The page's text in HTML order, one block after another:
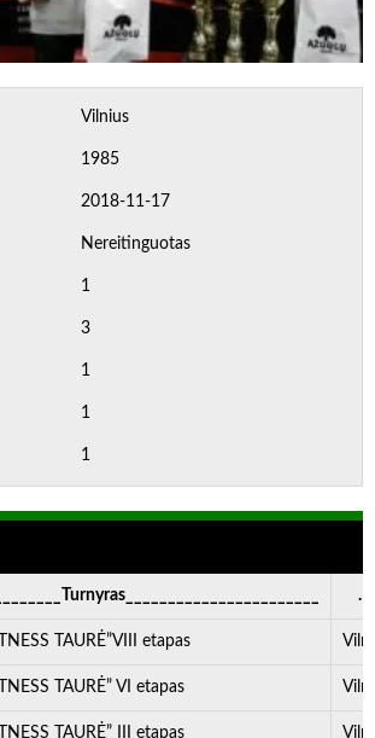
Vilnius
1985
2018-11-17
Nereitinguotas
1
3
1
1
1
. . .
TAURĖ”VIII etapas
TAURĖ” VI etapas
TAURĖ” III etapas